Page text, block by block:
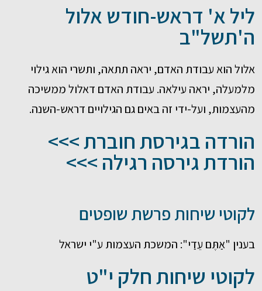
ליל א' דראש-חודש אלול
ה'תשל"ב
אלול הוא עבודת האדם, יראה תתאה, ותשרי הוא גילוי
מלמעלה, יראה עילאה. עבודת האדם דאלול ממשיכה
מהעצמות, ועל-ידי זה באים גם הגילויים דראש-השנה.
הורדה בגירסת חוברת >>>
הורדת גירסה רגילה >>>
לקוטי שיחות פרשת שופטים
בענין "אַתֶּם עֵדַי": המשכת העצמות ע"י ישראל
לקוטי שיחות חלק י"ט